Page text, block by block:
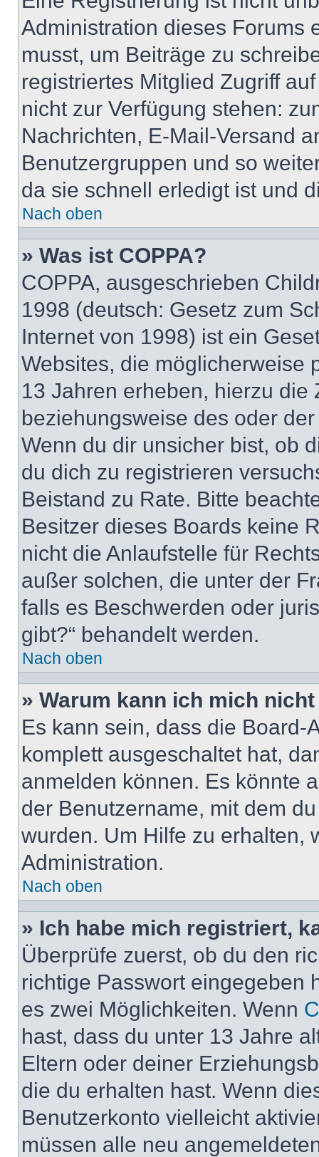
Administration dieses Forums
musst, um Beiträge zu
registriertes Mitglied Zugriff
nicht zur Verfügung stehen:
Nachrichten, E-Mail-Versand
Benutzergruppen und so
da sie schnell erledigt ist und
Nach oben
» Was ist COPPA?
COPPA, ausgeschrieben
1998 (deutsch: Gesetz zum
Internet von 1998) ist ein
Websites, die möglicherweise
13 Jahren erheben, hierzu die
beziehungsweise des oder
Wenn du dir unsicher bist, ob
du dich zu registrieren
Beistand zu Rate. Bitte
Besitzer dieses Boards keine
nicht die Anlaufstelle für
außer solchen, die unter der
falls es Beschwerden oder
gibt?“ behandelt werden.
Nach oben
» Warum kann ich mich
Es kann sein, dass die
komplett ausgeschaltet hat,
anmelden können. Es könnte
der Benutzername, mit dem
wurden. Um Hilfe zu erhalten,
Administration.
Nach oben
» Ich habe mich registriert,
Überprüfe zuerst, ob du den
richtige Passwort eingegeben
es zwei Möglichkeiten. Wenn
hast, dass du unter 13 Jahre
Eltern oder deiner
die du erhalten hast. Wenn
Benutzerkonto vielleicht
müssen alle neu